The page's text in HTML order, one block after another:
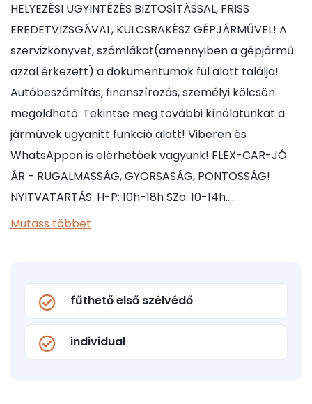
HELYEZÉSI ÜGYINTÉZÉS BIZTOSÍTÁSSAL, FRISS
EREDETVIZSGÁVAL, KULCSRAKÉSZ GÉPJÁRMŰVEL! A
szervizkönyvet, számlákat(amennyiben a gépjármű
azzal érkezett) a dokumentumok fül alatt találja!
Autóbeszámítás, finanszírozás, személyi kölcsön
megoldható. Tekintse meg további kínálatunkat a
járművek ugyanitt funkció alatt! Viberen és
WhatsAppon is elérhetőek vagyunk! FLEX-CAR-JÓ
ÁR - RUGALMASSÁG, GYORSASÁG, PONTOSSÁG!
NYITVATARTÁS: H-P: 10h-18h SZo: 10-14h.…
Mutass többet
fűthető első szélvédő
individual